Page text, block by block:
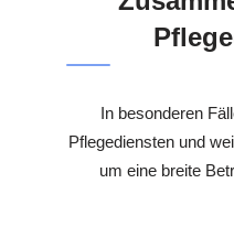
In besonderen
Pflegediensten und
um eine breite